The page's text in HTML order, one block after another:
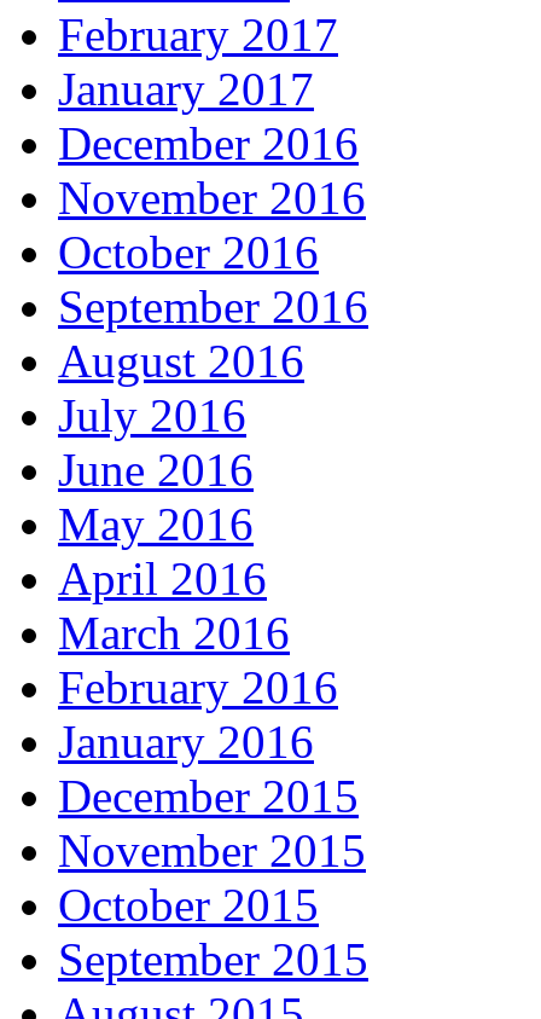
February 2017
January 2017
December 2016
November 2016
October 2016
September 2016
August 2016
July 2016
June 2016
May 2016
April 2016
March 2016
February 2016
January 2016
December 2015
November 2015
October 2015
September 2015